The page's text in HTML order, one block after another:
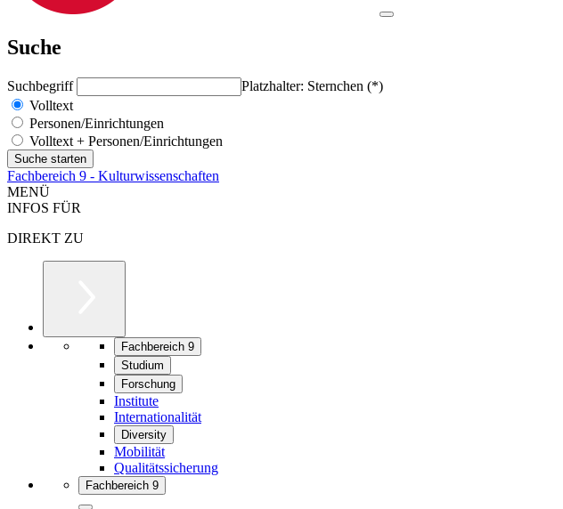
Suche
Suchbegriff
Platzhalter: Sternchen (*)
Volltext
Personen/Einrichtungen
Volltext + Personen/Einrichtungen
Fachbereich 9 - Kulturwissenschaften
MENÜ
INFOS FÜR
DIREKT ZU
Fachbereich 9
Studium
Forschung
Institute
Internationalität
Diversity
Mobilität
Qualitätssicherung
Fachbereich 9